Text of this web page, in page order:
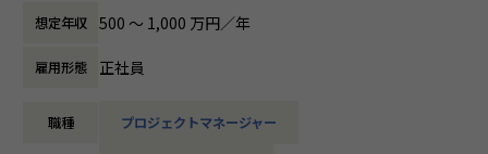
のスキルアップも応援！
・70歳定年/役職定年無
・入社月から有休5日付与
＜ホープスBLOG＞
【業務の変更の範囲】
IT開発関連業務
均週2～3日の在宅勤務が可能です。転勤はな
きます。残業は月平均10時間程度と少なく、
ています。
テム導入プロジェクトにおいてPMまたはPLとして以下のよ
うな業務を想定しています。
・基幹システム導入PJにおける、要件定義～テスト、移行支
援
・進捗管理、メンバー管理 等
想定年収 500 〜 1,000 万円／年
雇用形態 正社員
職種 プロジェクトマネージャー